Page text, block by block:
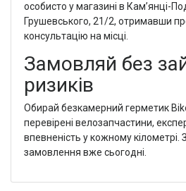
особисто у магазині в Кам’янці-
Грушевського, 21/2, отримавши
консультацію на місці.
Замовляй без
ризиків
Обирай безкамерний герметик
перевірені велозапчастини,
впевненість у кожному
замовлення вже сьогодні.